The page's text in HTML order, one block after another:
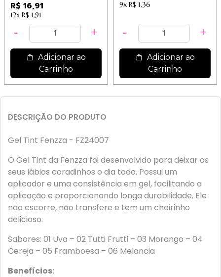
R$ 16,91
12x R$ 1,91
Adicionar ao
Carrinho
9x R$ 1,36
Adicionar ao
Carrinho
DESCRIÇÃO DO PRODUTO
Gel Tint Fenzza - FZ24007
O Gel Tint da Fenzza foi desenvolvido para deixar os
seus lábios coradinhos o dia todo. Possui um
aplicador e uma consistência em gel, facilitando a
aplicação e proporcionando longa durabilidade. Ele
não escorre, não transfere e tem um cheirinho
delicioso.
Sabores: 01 Uva – 02 Tutti Frutti – 03 Morango – 04
Cereja – 05 Framboesa – 06 Melancia
Benefícios: